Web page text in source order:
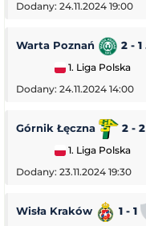
Dodany: 24.11.2024 19:00
Warta Poznań 2 - 1
1. Liga Polska
Dodany: 24.11.2024 14:00
Górnik Łęczna 2 - 2
1. Liga Polska
Dodany: 23.11.2024 19:30
Wisła Kraków 1 - 1